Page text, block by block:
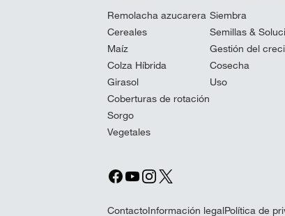
Remolacha azucarera
Cereales
Maíz
Colza Híbrida
Girasol
Coberturas de rotación
Sorgo
Vegetales
Siembra
Semillas &
Gestión del
Cosecha
Uso
ContactoInformación legalPolítica de